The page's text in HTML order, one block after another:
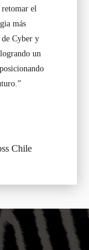
retomar el
más
de Cyber y
un
Chile